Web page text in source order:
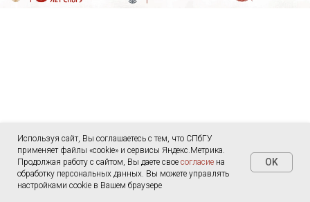
By using this website, you agree that SPbU uses cookies and
the Yandex.Metrica service. By continuing to use the website,
you give your consent to theprocessing of personal data. You
can manage your cookie settings in your browser.
OK
Используя сайт, Вы соглашаетесь с тем, что СПбГУ
применяет файлы «cookie» и сервисы Яндекс.Метрика.
Продолжая работу с сайтом, Вы даете свое согласие на
обработку персональных данных. Вы можете управлять
настройками cookie в Вашем браузере
OK